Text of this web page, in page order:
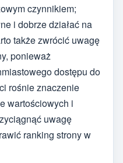
czynnikiem;
i dobrze działać na
także zwrócić uwagę
ponieważ
dostępu do
rośnie znaczenie
wartościowych i
uwagę
ranking strony w